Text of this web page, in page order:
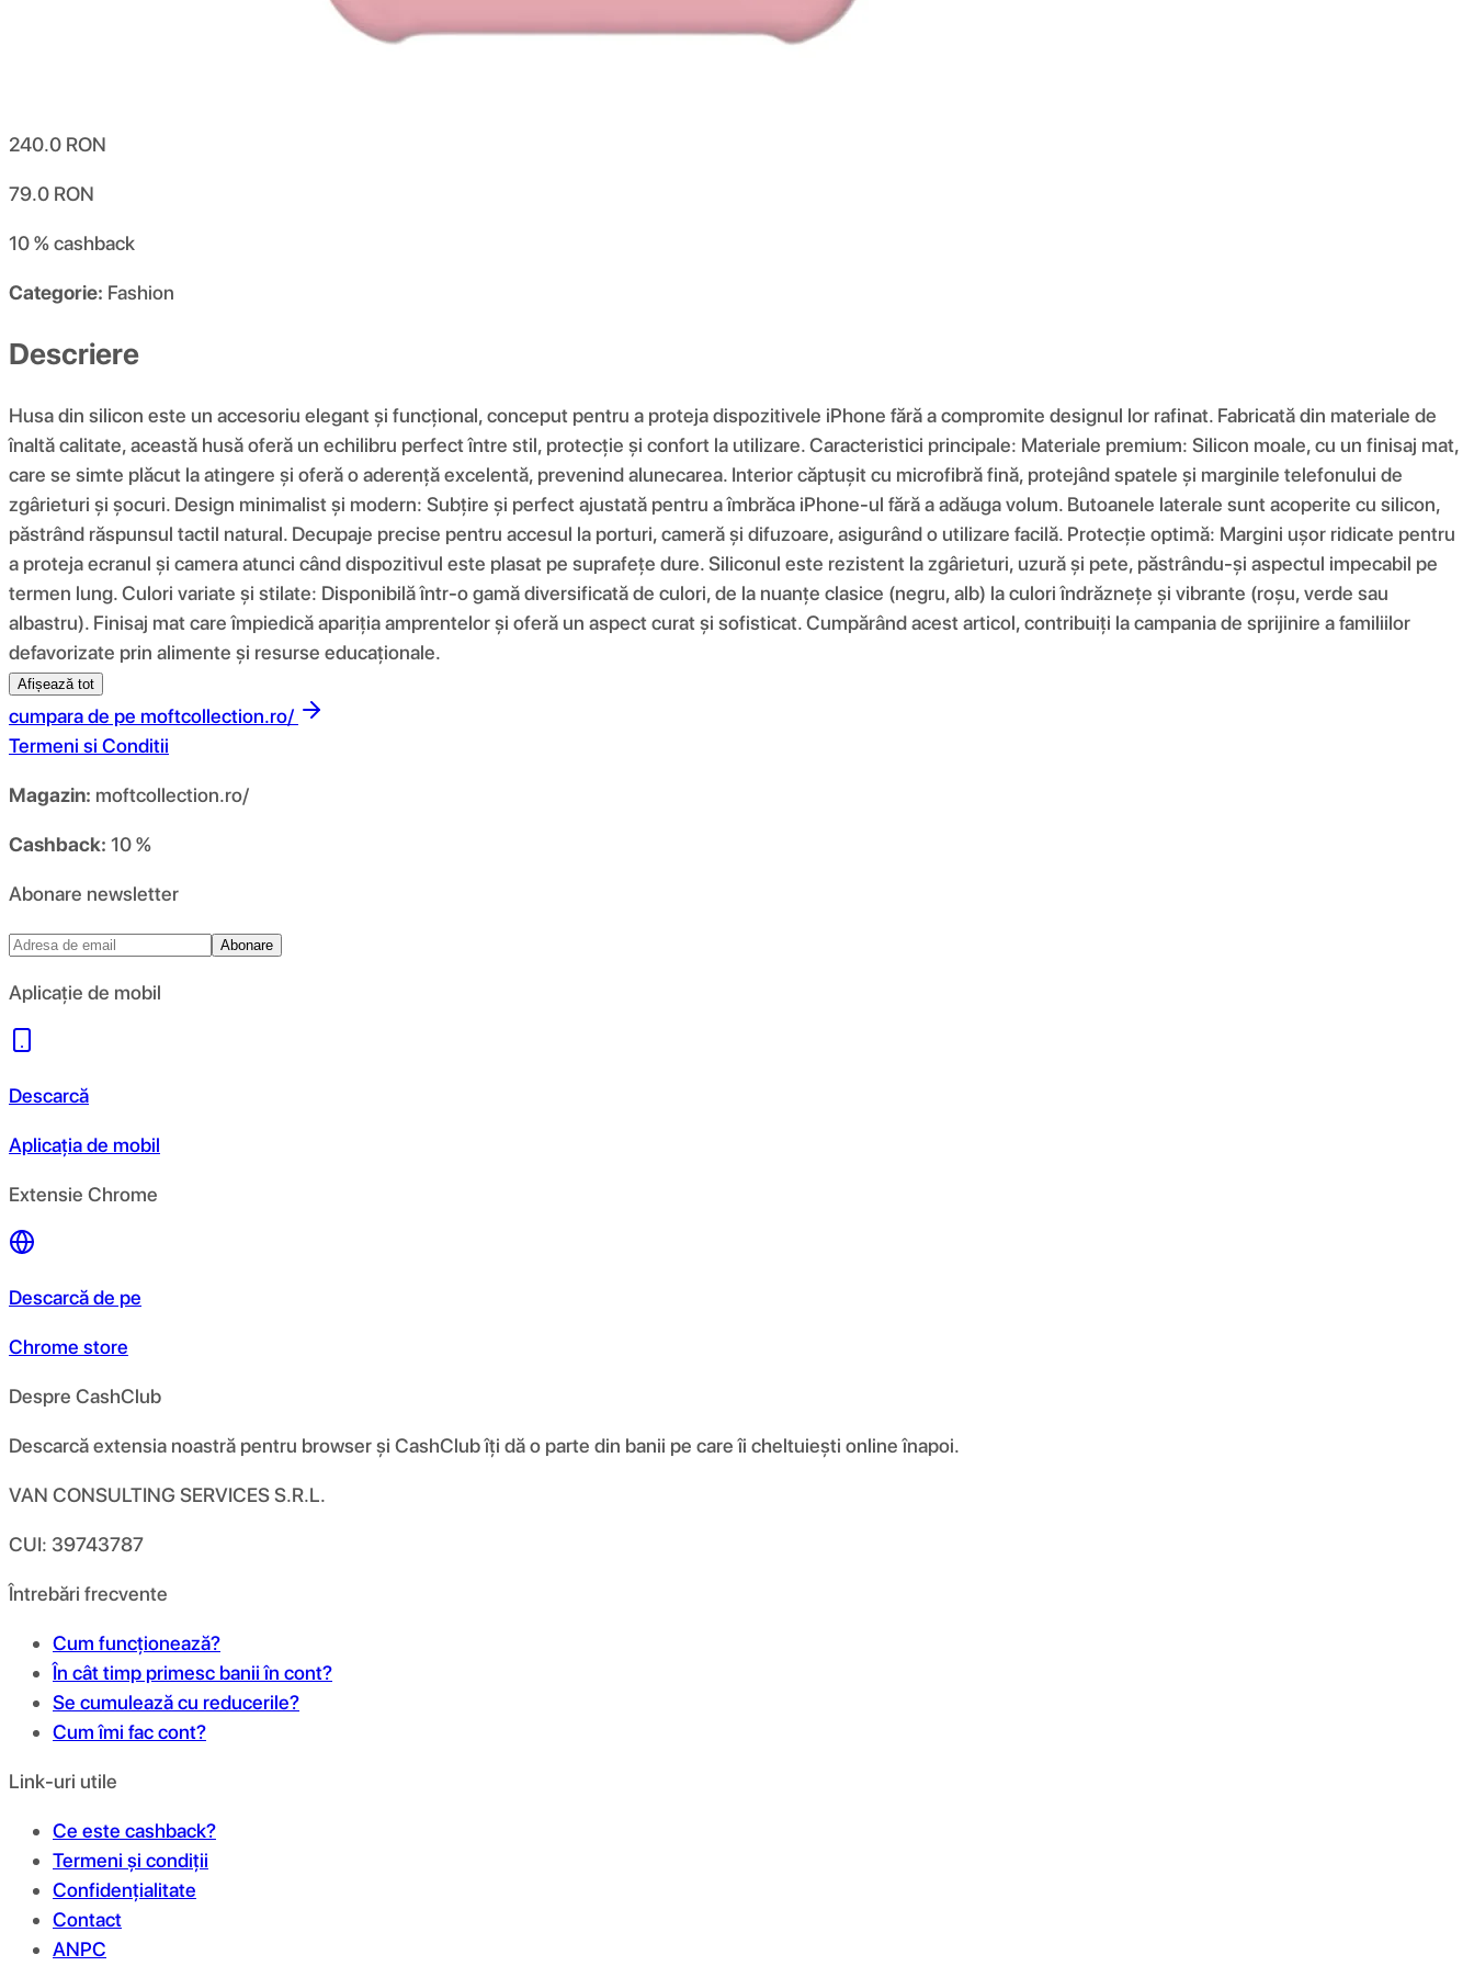
240.0 RON
79.0 RON
10 %cashback
Categorie: Fashion
Descriere
Husa din silicon este un accesoriu elegant și funcțional, conceput pentru a proteja dispozitivele iPhone fără a compromite designul lor rafinat. Fabricată din materiale de
înaltă calitate, această husă oferă un echilibru perfect între stil, protecție și confort la utilizare. Caracteristici principale: Materiale premium: Silicon moale, cu un finisaj mat,
care se simte plăcut la atingere și oferă o aderență excelentă, prevenind alunecarea. Interior căptușit cu microfibră fină, protejând spatele și marginile telefonului de
zgârieturi și șocuri. Design minimalist și modern: Subțire și perfect ajustată pentru a îmbrăca iPhone-ul fără a adăuga volum. Butoanele laterale sunt acoperite cu silicon,
păstrând răspunsul tactil natural. Decupaje precise pentru accesul la porturi, cameră și difuzoare, asigurând o utilizare facilă. Protecție optimă: Margini ușor ridicate pentru
a proteja ecranul și camera atunci când dispozitivul este plasat pe suprafețe dure. Siliconul este rezistent la zgârieturi, uzură și pete, păstrându-și aspectul impecabil pe
termen lung. Culori variate și stilate: Disponibilă într-o gamă diversificată de culori, de la nuanțe clasice (negru, alb) la culori îndrăznețe și vibrante (roșu, verde sau
albastru). Finisaj mat care împiedică apariția amprentelor și oferă un aspect curat și sofisticat. Cumpărând acest articol, contribuiți la campania de sprijinire a familiilor
defavorizate prin alimente și resurse educaționale.
Afișează tot
cumpara de pe moftcollection.ro/
Termeni si Conditii
Magazin: moftcollection.ro/
Cashback: 10 %
Abonare newsletter
Abonare
Aplicație de mobil
Descarcă
Aplicația de mobil
Extensie Chrome
Descarcă de pe
Chrome store
Despre CashClub
Descarcă extensia noastră pentru browser și CashClub îți dă o parte din banii pe care îi cheltuiești online înapoi.
VAN CONSULTING SERVICES S.R.L.
CUI: 39743787
Întrebări frecvente
Cum funcționează?
În cât timp primesc banii în cont?
Se cumulează cu reducerile?
Cum îmi fac cont?
Link-uri utile
Ce este cashback?
Termeni și condiții
Confidențialitate
Contact
ANPC